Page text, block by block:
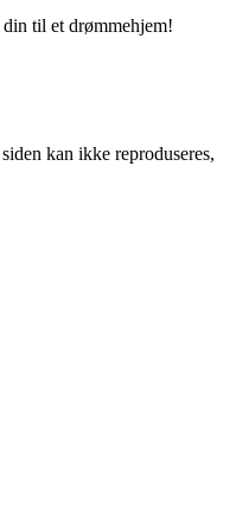
til et drømmehjem!
kan ikke reproduseres,